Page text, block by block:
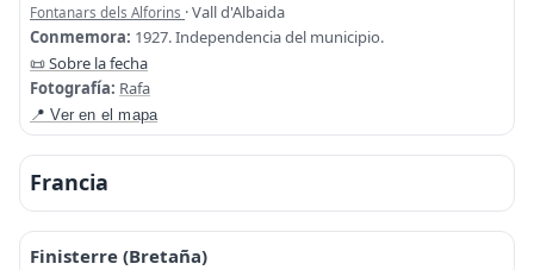
Fontanars dels Alforins · Vall d'Albaida
Conmemora: 1927. Independencia del municipio.
📜 Sobre la fecha
Fotografía: Rafa
📍 Ver en el mapa
Francia
Finisterre (Bretaña)